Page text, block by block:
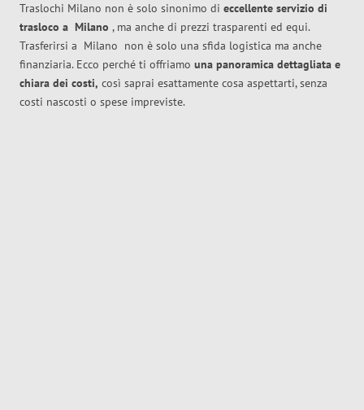
Traslochi Milano non è solo sinonimo di eccellente servizio di
trasloco a Milano , ma anche di prezzi trasparenti ed equi.
Trasferirsi a Milano non è solo una sfida logistica ma anche
finanziaria. Ecco perché ti offriamo una panoramica dettagliata e
chiara dei costi, così saprai esattamente cosa aspettarti, senza
costi nascosti o spese impreviste.